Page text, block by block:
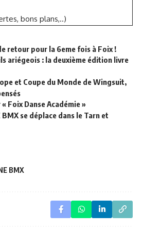
bons plans,..)
retour pour la 6eme fois à Foix !
ariégeois : la deuxième édition livre
et Coupe du Monde de Wingsuit,
Foix Danse Académie »
se déplace dans le Tarn et
BMX